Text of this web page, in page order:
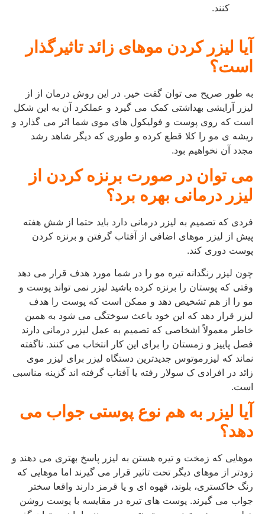
کنند.
آیا لیزر کردن موهای زائد تاثیرگذار
است؟
به طور صریح می توان گفت خیر. در این روش درمان از از
لیزر آرایشی بهداشتی کمک می گیرد و عملکرد آن به این شکل
است که روی پوست و فولیکول های موی شما اثر می گذارد و
ریشه ی مو را کلا قطع کرده و طوری که دیگر شاهد رشد
مجدد آن نخواهیم بود.
می توان در صورت برنزه کردن از
لیزر درمانی بهره برد؟
فردی که تصمیم به لیزر درمانی دارد باید حتما از شش هفته
پیش از لیزر موهای اضافی از آفتاب گرفتن و برنزه کردن
پوست دوری کند.
چون لیزر رنگدانه تیره مو را در شما مورد هدف قرار می دهد
وقتی که پوستان را برنزه کرده باشید لیزر نمی تواند پوست و
مو را از هم تشخیص دهد و ممکن است که پوست را هدف
لیزر قرار دهد که این خود باعث سوختگی می شود به همین
خاطر معمولاً اشخاصی که تصمیم به عمل لیزر درمانی دارند
فصل پاییز و زمستان را برای این کار انتخاب می کنند. ناگفته
نماند که لیزرموتوس جدیدترین دستگاه لیزر برای لیزر موی
زائد در افرادی ک سولار رفته یا آفتاب گرفته اند گزینه مناسبی
است.
آیا لیزر به هم نوع پوستی جواب می
دهد؟
موهایی که زمخت و تیره هستن به لیزر پاسخ بهتری می دهند و
زودتر از موهای دیگر تحت تاثیر قرار می گیرند اما موهایی که
رنگ خاکستری، بلوند، قهوه ای و یا قرمز دارند واقعا سختر
جواب می گیرند. پوست های تیره در مقایسه با پوست روشن